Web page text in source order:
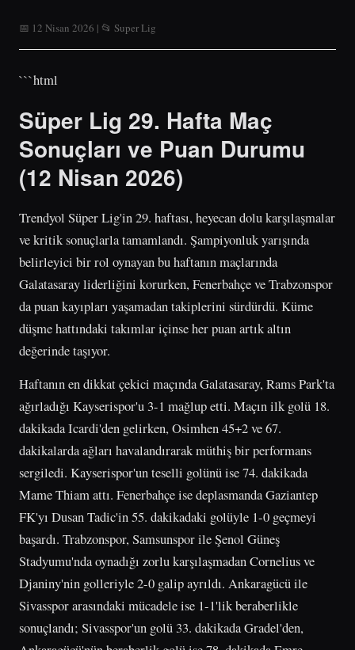
📅 12 Nisan 2026 | 📂 Super Lig
```html
Süper Lig 29. Hafta Maç
Sonuçları ve Puan Durumu
(12 Nisan 2026)
Trendyol Süper Lig'in 29. haftası, heyecan dolu karşılaşmalar
ve kritik sonuçlarla tamamlandı. Şampiyonluk yarışında
belirleyici bir rol oynayan bu haftanın maçlarında
Galatasaray liderliğini korurken, Fenerbahçe ve Trabzonspor
da puan kayıpları yaşamadan takiplerini sürdürdü. Küme
düşme hattındaki takımlar içinse her puan artık altın
değerinde taşıyor.
Haftanın en dikkat çekici maçında Galatasaray, Rams Park'ta
ağırladığı Kayserispor'u 3-1 mağlup etti. Maçın ilk golü 18.
dakikada Icardi'den gelirken, Osimhen 45+2 ve 67.
dakikalarda ağları havalandırarak müthiş bir performans
sergiledi. Kayserispor'un teselli golünü ise 74. dakikada
Mame Thiam attı. Fenerbahçe ise deplasmanda Gaziantep
FK'yı Dusan Tadic'in 55. dakikadaki golüyle 1-0 geçmeyi
başardı. Trabzonspor, Samsunspor ile Şenol Güneş
Stadyumu'nda oynadığı zorlu karşılaşmadan Cornelius ve
Djaniny'nin golleriyle 2-0 galip ayrıldı. Ankaragücü ile
Sivasspor arasındaki mücadele ise 1-1'lik beraberlikle
sonuçlandı; Sivasspor'un golü 33. dakikada Gradel'den,